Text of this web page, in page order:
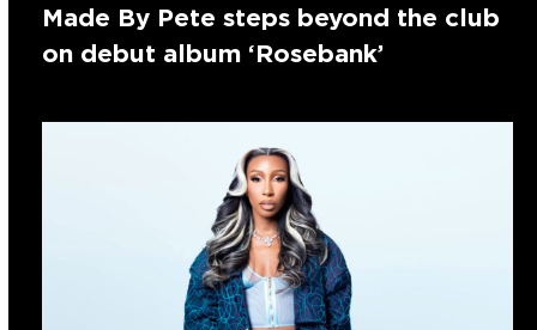
Made By Pete steps beyond the club
on debut album ‘Rosebank’